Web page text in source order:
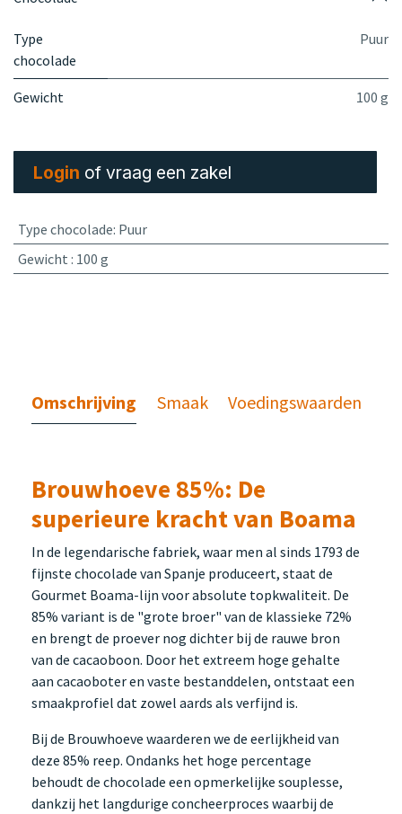
Type
chocolade
Puur
Gewicht 100 g
Login of vraag een zakel
Type chocolade: Puur
Gewicht : 100 g
Omschrijving Smaak Voedingswaarden
Brouwhoeve 85%: De
superieure kracht van Boama
In de legendarische fabriek, waar men al sinds 1793 de
fijnste chocolade van Spanje produceert, staat de
Gourmet Boama-lijn voor absolute topkwaliteit. De
85% variant is de "grote broer" van de klassieke 72%
en brengt de proever nog dichter bij de rauwe bron
van de cacaoboon. Door het extreem hoge gehalte
aan cacaoboter en vaste bestanddelen, ontstaat een
smaakprofiel dat zowel aards als verfijnd is.
Bij de Brouwhoeve waarderen we de eerlijkheid van
deze 85% reep. Ondanks het hoge percentage
behoudt de chocolade een opmerkelijke souplesse,
dankzij het langdurige concheerproces waarbij de